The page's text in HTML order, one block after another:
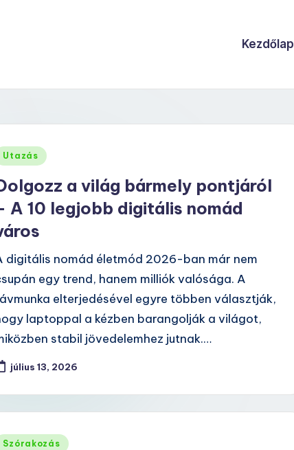
Kezdőlap
Utazás
a világ bármely pontjáról
A 10 legjobb digitális nomád
digitális nomád életmód 2026-ban már nem
egy trend, hanem milliók valósága. A
elterjedésével egyre többen választják,
laptoppal a kézben barangolják a világot,
stabil jövedelemhez jutnak.…
július 13, 2026
Szórakozás